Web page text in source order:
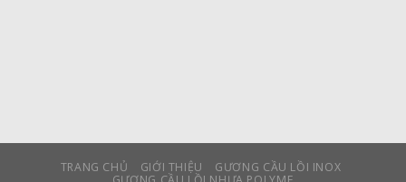
TRANG CHỦ GIỚI THIỆU
GƯƠNG CẦU LỒI INOX